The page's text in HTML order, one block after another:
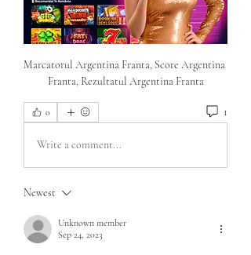
Marcatorul Argentina Franta, Score Argentina
Franta, Rezultatul Argentina Franta
0 1
Write a comment...
Newest
Unknown member
Sep 24, 2023